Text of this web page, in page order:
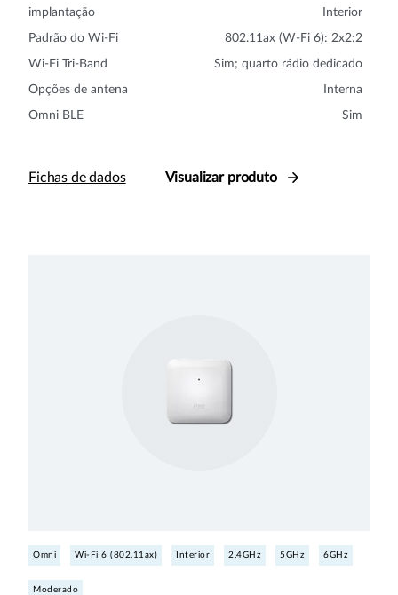
implantação Interior
Padrão do Wi-Fi 802.11ax (W-Fi 6): 2x2:2
Wi-Fi Tri-Band Sim; quarto rádio dedicado
Opções de antena Interna
Omni BLE Sim
Fichas de dados Visualizar produto
Omni Wi-Fi 6 (802.11ax) Interior 2.4GHz 5GHz 6GHz
Moderado